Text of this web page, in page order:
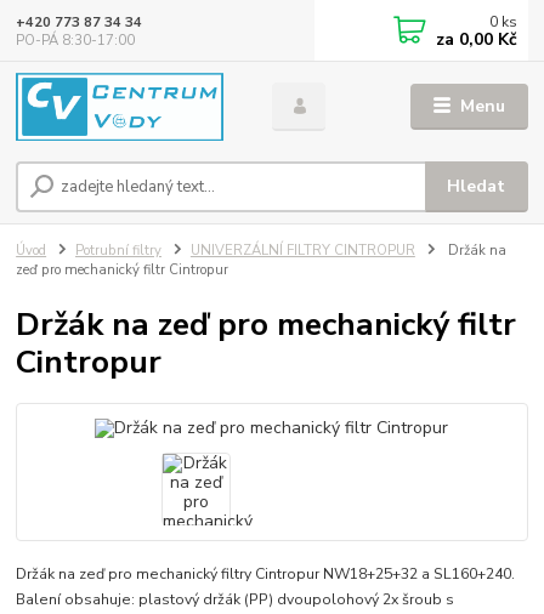
Menu
Hledat
+420 773 87 34 34
PO-PÁ 8:30-17:00
0 ks
za 0,00 Kč
Úvod Potrubní filtry UNIVERZÁLNÍ FILTRY CINTROPUR
Držák na
zeď pro mechanický filtr Cintropur
Držák na zeď pro mechanický filtr
Cintropur
Držák na zeď pro mechanický filtry Cintropur NW18+25+32 a SL160+240.
Balení obsahuje: plastový držák (PP) dvoupolohový 2x šroub s